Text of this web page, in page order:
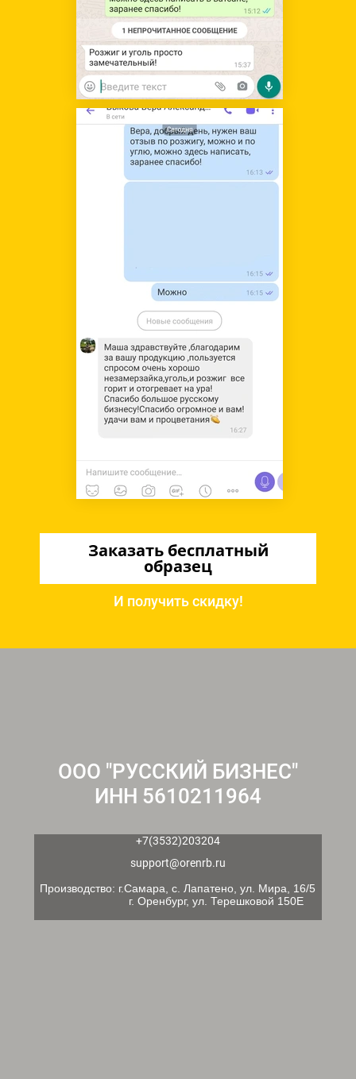
Заказать бесплатный
образец
И получить скидку!
ООО "РУССКИЙ БИЗНЕС"
ИНН 5610211964
+7(3532)203204
support@orenrb.ru
Производство: г.Самара, с. Лапатено, ул. Мира, 16/5
г. Оренбург, ул. Терешковой 150Е